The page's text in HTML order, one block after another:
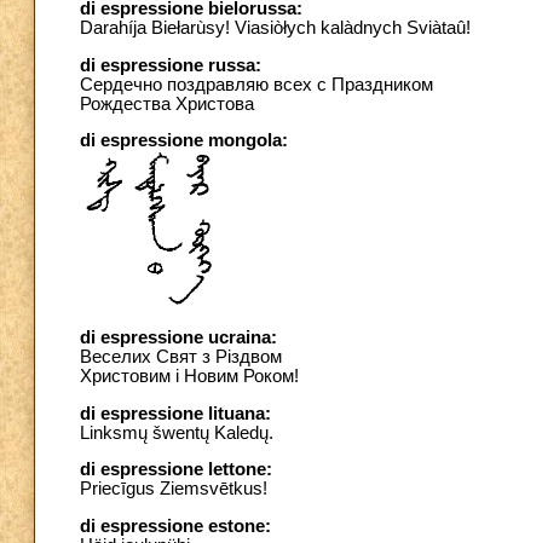
di espressione bielorussa:
Darahíja Biełarùsy! Viasiòłych kalàdnych Sviàtaû!
di espressione russa:
Сердечно поздравляю всех с Праздником
Рождества Христова
di espressione mongola:
di espressione ucraina:
Веселих Свят з Різдвом
Христовим і Новим Роком!
di espressione lituana:
Linksmų šwentų Kaledų.
di espressione lettone:
Priecīgus Ziemsvētkus!
di espressione estone: